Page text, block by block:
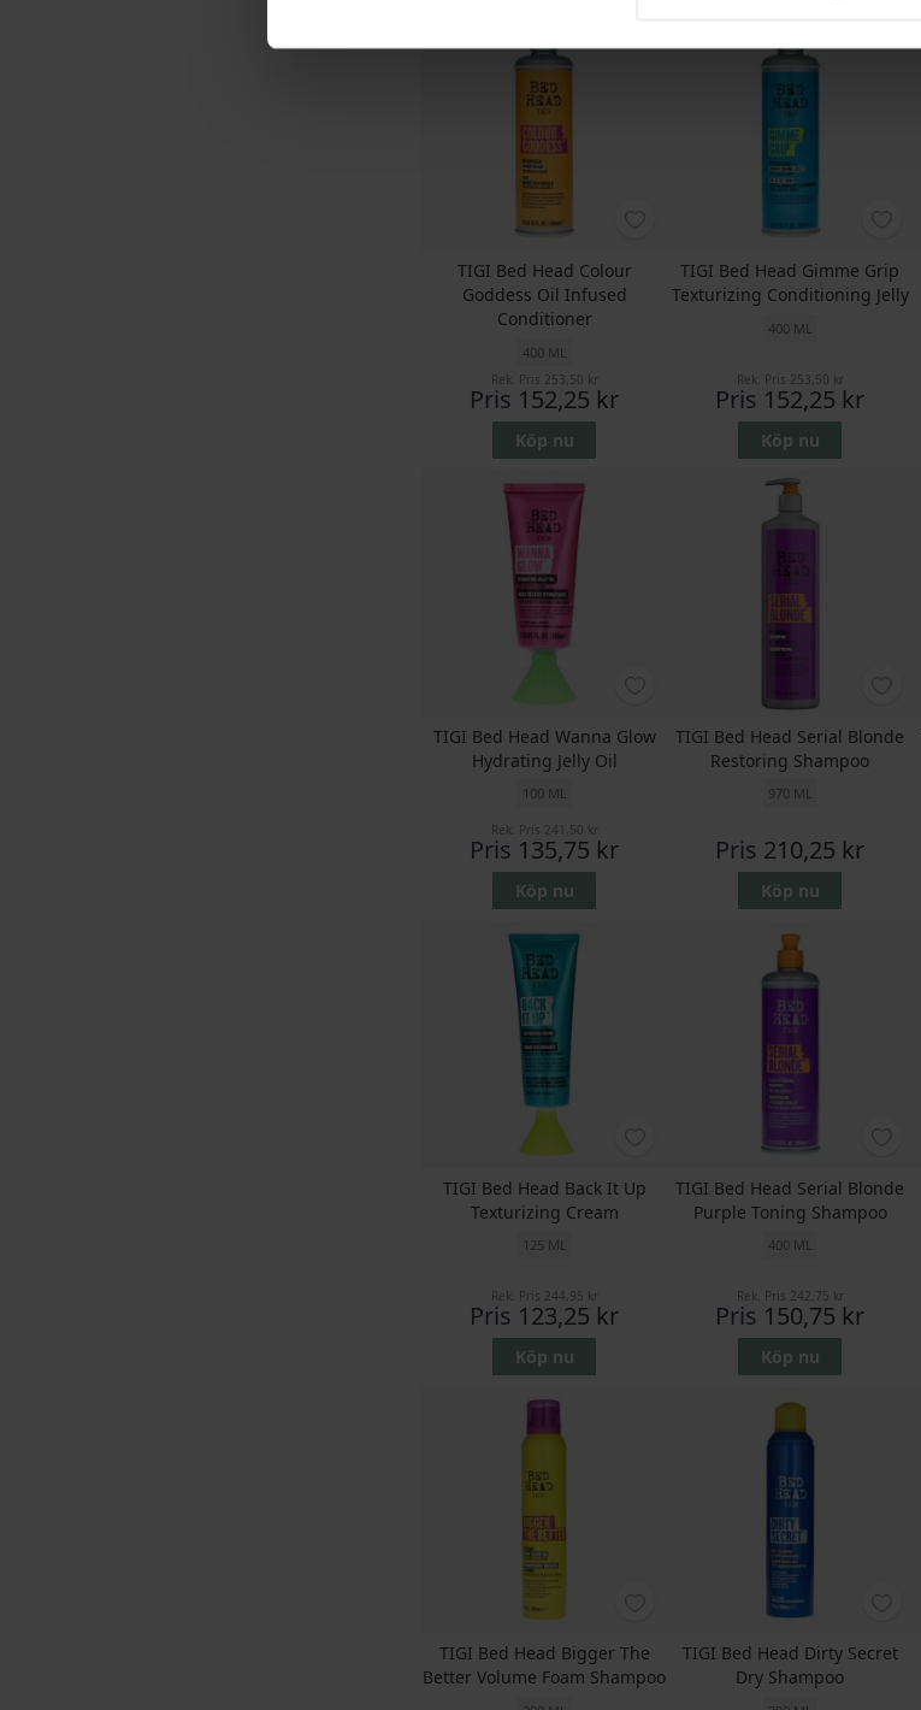
TIGI Bed Head Colour
Goddess Oil Infused
Conditioner
400 ML
Rek. Pris 253,50 kr
Pris 152,25 kr
Köp nu
TIGI Bed Head Gimme Grip
Texturizing Conditioning Jelly
400 ML
Rek. Pris 253,50 kr
Pris 152,25 kr
Köp nu
TIGI Bed Head Wanna Glow
Hydrating Jelly Oil
100 ML
Rek. Pris 241,50 kr
Pris 135,75 kr
Köp nu
TIGI Bed Head Serial Blonde
Restoring Shampoo
970 ML
Pris 210,25 kr
Köp nu
TIGI Bed Head Back It Up
Texturizing Cream
125 ML
Rek. Pris 244,95 kr
Pris 123,25 kr
Köp nu
TIGI Bed Head Serial Blonde
Purple Toning Shampoo
400 ML
Rek. Pris 242,75 kr
Pris 150,75 kr
Köp nu
TIGI Bed Head Bigger The
Better Volume Foam Shampoo
TIGI Bed Head Dirty Secret
Dry Shampoo